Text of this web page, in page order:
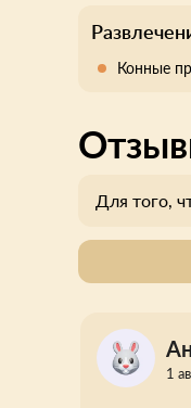
Конные
Для того,
1